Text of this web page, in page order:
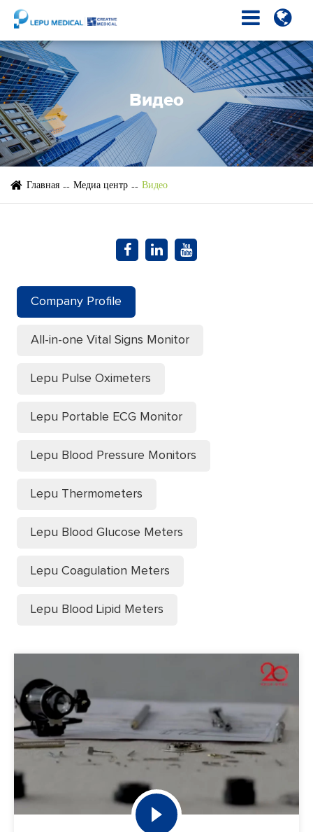
Видео
Главная Медиа центр Видео
Company Profile
All-in-one Vital Signs Monitor
Lepu Pulse Oximeters
Lepu Portable ECG Monitor
Lepu Blood Pressure Monitors
Lepu Thermometers
Lepu Blood Glucose Meters
Lepu Coagulation Meters
Lepu Blood Lipid Meters